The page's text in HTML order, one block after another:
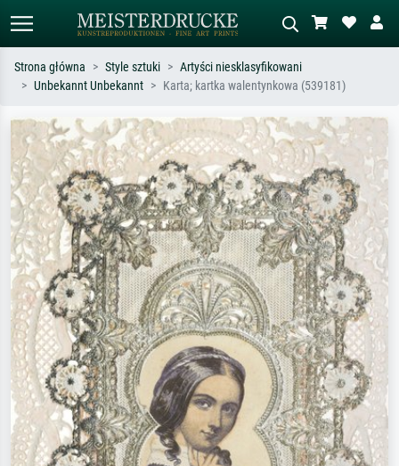
Szukaj wg artysty, tytułu lub stylu – np.
Monet, Gwiaździsta noc,
impresjonizm, fala Hokusaia, akt.
Opisz scenę – np. zielona łąka,
abstrakcja z czerwienią, ciemny olej,
stojący akt obok drzewa.
Strona główna Style sztuki
Artyści niesklasyfikowani
Unbekannt Unbekannt
Karta; kartka walentynkowa (539181)